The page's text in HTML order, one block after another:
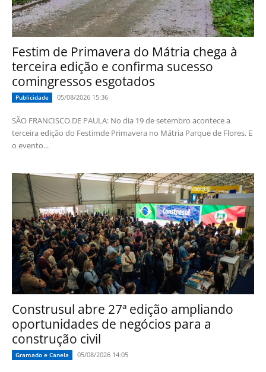
Festim de Primavera do Mátria chega à
terceira edição e confirma sucesso
comingressos esgotados
Publicidade 05/08/2026 15:36
SÃO FRANCISCO DE PAULA: No dia 19 de setembro acontece a
terceira edição do Festimde Primavera no Mátria Parque de Flores. E
o evento...
Construsul abre 27ª edição ampliando
oportunidades de negócios para a
construção civil
Gramado e Canela 05/08/2026 14:05